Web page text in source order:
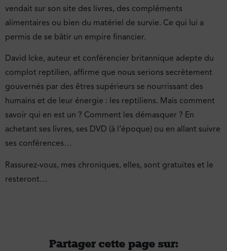
vendait sur son site des livres, des compléments
alimentaires ou bien du matériel de survie. Ce qui lui a
permis de se bâtir un empire financier.
David Icke, auteur et conférencier britannique adepte du
complot reptilien, affirme que nous serions secrètement
gouvernés par des êtres supérieurs se nourrissant des
humains et de leur énergie : les reptiliens. Mais comment
savoir qui en est un ? Comment les démasquer ? En
achetant ses livres, ses DVD (à l’époque) ou en allant suivre
ses conférences…
Rassurez-vous, mes chroniques, elles, sont gratuites et le
resteront…
Partager cette page sur :